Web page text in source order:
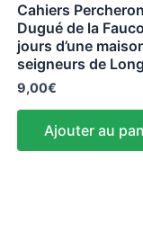
Cahiers
Dugué de la
jours d’une
seigneurs de
9,00€
Ajouter au